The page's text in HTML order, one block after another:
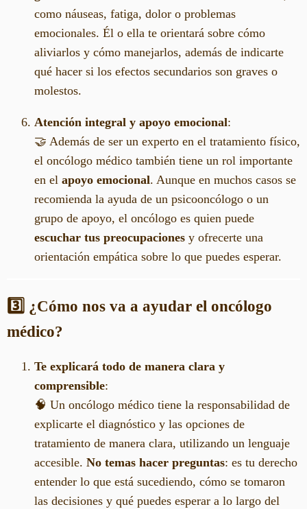
como náuseas, fatiga, dolor o problemas
emocionales. Él o ella te orientará sobre cómo
aliviarlos y cómo manejarlos, además de indicarte
qué hacer si los efectos secundarios son graves o
molestos.
Atención integral y apoyo emocional:
🤝 Además de ser un experto en el tratamiento físico,
el oncólogo médico también tiene un rol importante
en el apoyo emocional. Aunque en muchos casos se
recomienda la ayuda de un psicooncólogo o un
grupo de apoyo, el oncólogo es quien puede
escuchar tus preocupaciones y ofrecerte una
orientación empática sobre lo que puedes esperar.
3️⃣ ¿Cómo nos va a ayudar el oncólogo
médico?
Te explicará todo de manera clara y
comprensible:
🧠 Un oncólogo médico tiene la responsabilidad de
explicarte el diagnóstico y las opciones de
tratamiento de manera clara, utilizando un lenguaje
accesible. No temas hacer preguntas: es tu derecho
entender lo que está sucediendo, cómo se tomaron
las decisiones y qué puedes esperar a lo largo del